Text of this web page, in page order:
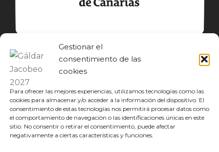
Gestionar el
consentimiento de las
cookies
Para ofrecer las mejores experiencias, utilizamos tecnologías como las
cookies para almacenar y/o acceder a la información del dispositivo. El
consentimiento de estas tecnologías nos permitirá procesar datos como
el comportamiento de navegación o las identificaciones únicas en este
sitio. No consentir o retirar el consentimiento, puede afectar
negativamente a ciertas características y funciones.
© GÁLDAR JACOBEO 2027
EL CAMINO DESCUBRE CONOCE